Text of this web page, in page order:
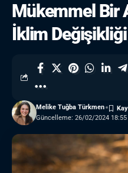
Mükemmel Bir
İklim
Güncelleme: 26/02/2024 18:55
Melike Tuğba Türkmen